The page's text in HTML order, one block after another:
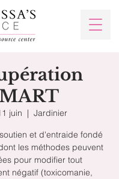
juin
  |
Jardinier
et d'entraide fondé
les méthodes peuvent
pour modifier tout
négatif (toxicomanie,